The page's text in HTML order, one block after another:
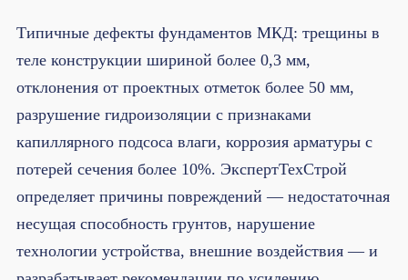
Типичные дефекты фундаментов МКД: трещины в
теле конструкции шириной более 0,3 мм,
отклонения от проектных отметок более 50 мм,
разрушение гидроизоляции с признаками
капиллярного подсоса влаги, коррозия арматуры с
потерей сечения более 10%. ЭкспертТехСтрой
определяет причины повреждений — недостаточная
несущая способность грунтов, нарушение
технологии устройства, внешние воздействия — и